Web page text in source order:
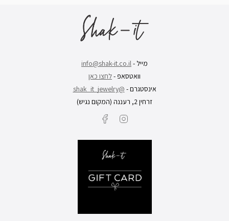
מייל -info@shak-it.co.il
וואטסאפ -לחצו כאן
אינסטגרם - @shak_it_jewelry
זרחין 2, רעננה (המקום נגיש)
Instagram